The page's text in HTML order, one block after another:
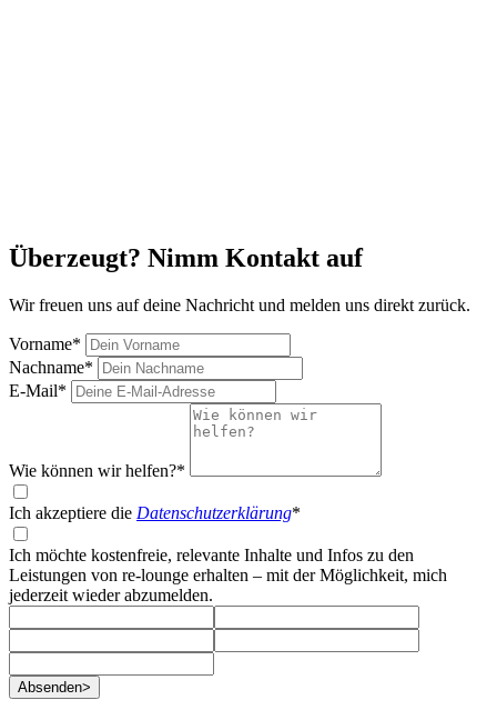
Überzeugt? Nimm Kontakt auf
Wir freuen uns auf deine Nachricht und melden uns direkt zurück.
Vorname*
Nachname*
E-Mail*
Wie können wir helfen?*
Ich akzeptiere die Datenschutzerklärung*
Ich möchte kostenfreie, relevante Inhalte und Infos zu den
Leistungen von re-lounge erhalten – mit der Möglichkeit, mich
jederzeit wieder abzumelden.
Absenden>